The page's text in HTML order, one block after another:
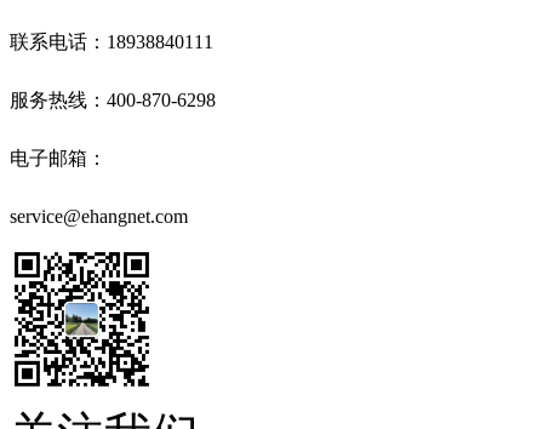
联系电话：18938840111
服务热线：400-870-6298
电子邮箱：
service@ehangnet.com